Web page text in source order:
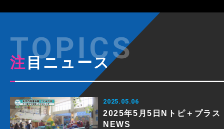
注目ニュース
2025.05.06
2025年5月5日Nトピ＋プラス
NEWS